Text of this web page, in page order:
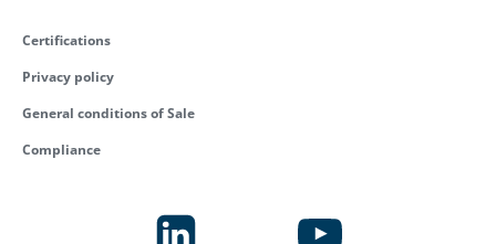
Certifications
Privacy policy
General conditions of Sale
Compliance